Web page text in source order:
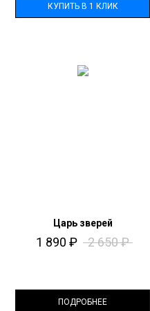
КУПИТЬ В 1 КЛИК
Царь зверей
1 890 ₽ 2 650₽
ПОДРОБНЕЕ